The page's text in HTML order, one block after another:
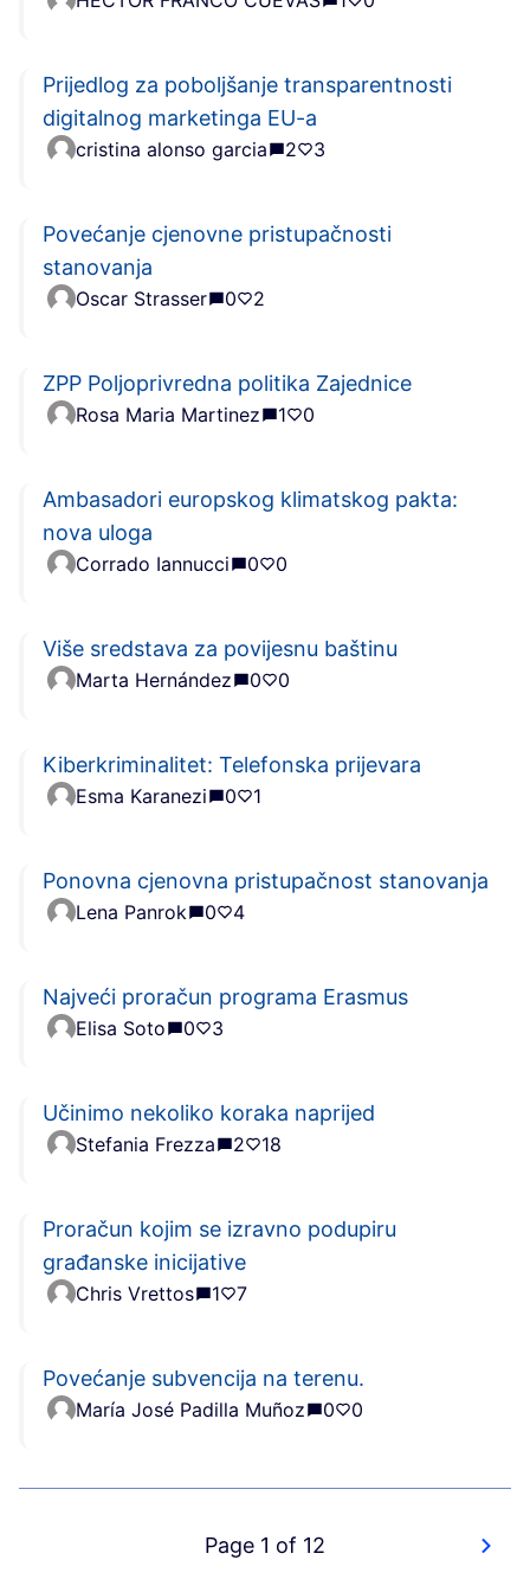
Prijedlog za poboljšanje transparentnosti
digitalnog marketinga EU-a
cristina alonso garcia 2 3
Povećanje cjenovne pristupačnosti
stanovanja
Oscar Strasser 0 2
ZPP Poljoprivredna politika Zajednice
Rosa Maria Martinez 1 0
Ambasadori europskog klimatskog pakta:
nova uloga
Corrado Iannucci 0 0
Više sredstava za povijesnu baštinu
Marta Hernández 0 0
Kiberkriminalitet: Telefonska prijevara
Esma Karanezi 0 1
Ponovna cjenovna pristupačnost stanovanja
Lena Panrok 0 4
Najveći proračun programa Erasmus
Elisa Soto 0 3
Učinimo nekoliko koraka naprijed
Stefania Frezza 2 18
Proračun kojim se izravno podupiru
građanske inicijative
Chris Vrettos 1 7
Povećanje subvencija na terenu.
María José Padilla Muñoz 0 0
Page 1 of 12